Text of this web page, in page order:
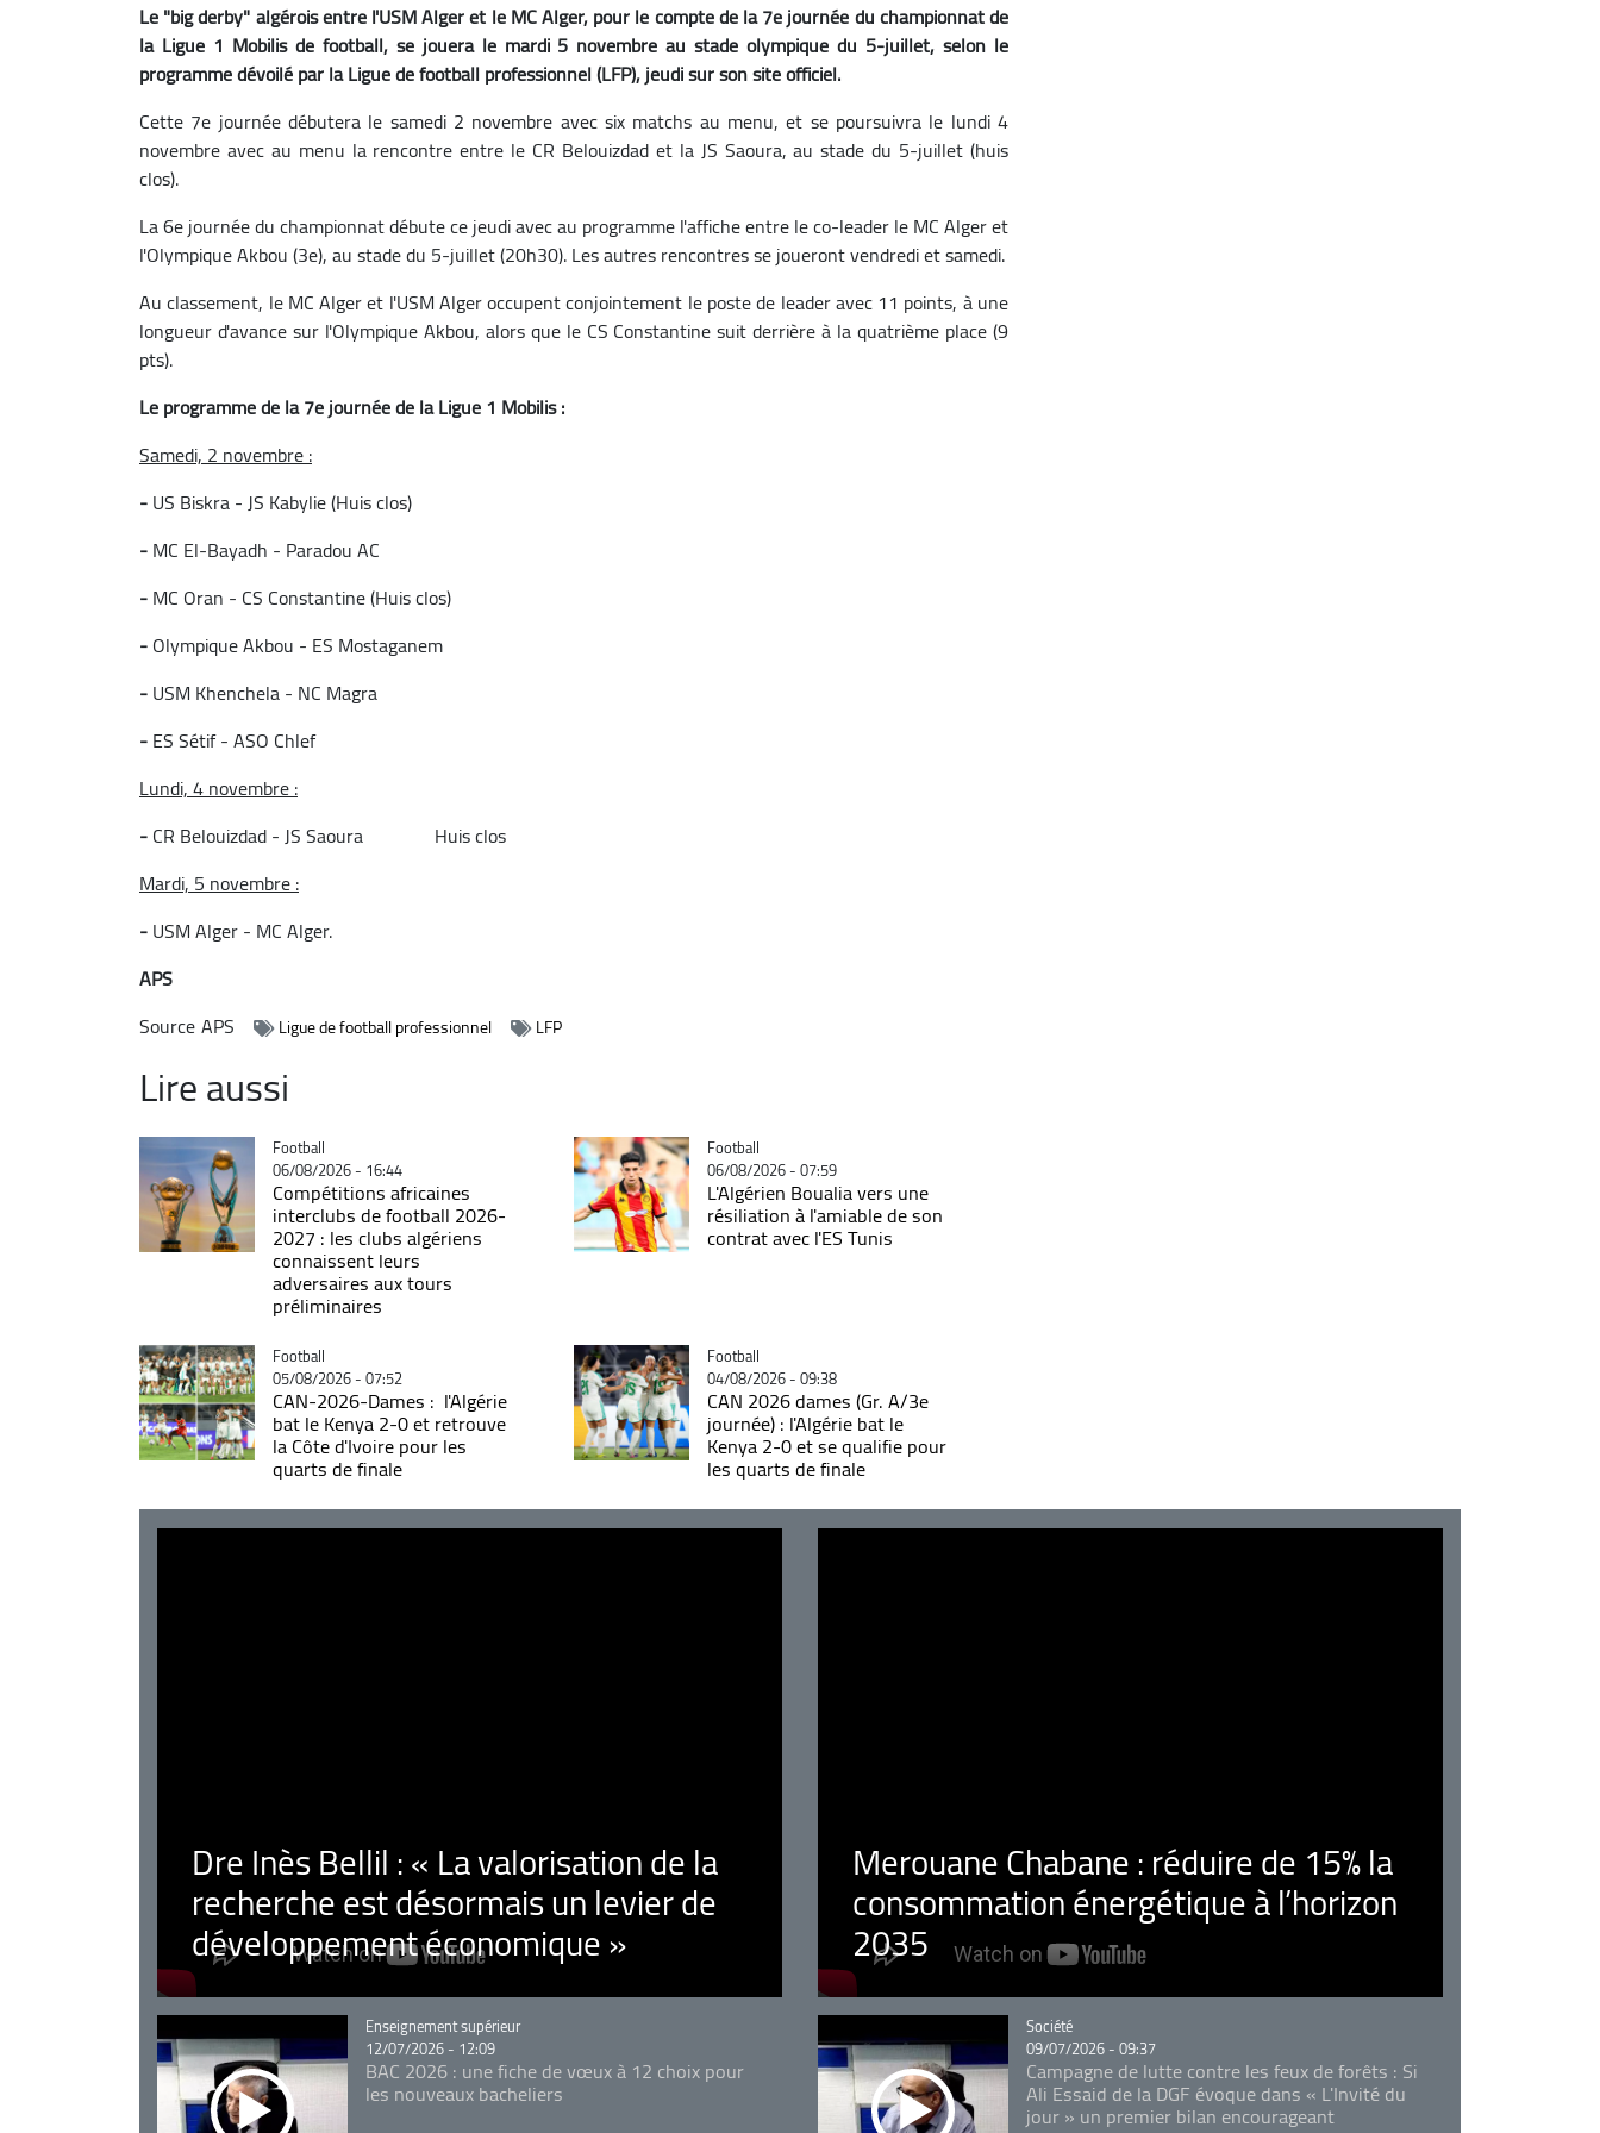
Le "big derby" algérois entre l'USM Alger et le MC Alger, pour le compte de la 7e journée du championnat de
la Ligue 1 Mobilis de football, se jouera le mardi 5 novembre au stade olympique du 5-juillet, selon le
programme dévoilé par la Ligue de football professionnel (LFP), jeudi sur son site officiel.
Cette 7e journée débutera le samedi 2 novembre avec six matchs au menu, et se poursuivra le lundi 4
novembre avec au menu la rencontre entre le CR Belouizdad et la JS Saoura, au stade du 5-juillet (huis
clos).
La 6e journée du championnat débute ce jeudi avec au programme l'affiche entre le co-leader le MC Alger et
l'Olympique Akbou (3e), au stade du 5-juillet (20h30). Les autres rencontres se joueront vendredi et samedi.
Au classement, le MC Alger et l'USM Alger occupent conjointement le poste de leader avec 11 points, à une
longueur d'avance sur l'Olympique Akbou, alors que le CS Constantine suit derrière à la quatrième place (9
pts).
Le programme de la 7e journée de la Ligue 1 Mobilis :
Samedi, 2 novembre :
-US Biskra - JS Kabylie (Huis clos)
-MC El-Bayadh - Paradou AC
-MC Oran - CS Constantine (Huis clos)
-Olympique Akbou - ES Mostaganem
-USM Khenchela - NC Magra
-ES Sétif - ASO Chlef
Lundi, 4 novembre :
-CR Belouizdad - JS Saoura Huis clos
Mardi, 5 novembre :
-USM Alger - MC Alger.
APS
SourceAPS Ligue de football professionnel LFP
Lire aussi
Catégorie
Football
06/08/2026 - 16:44
Compétitions africaines
interclubs de football 2026-
2027 : les clubs algériens
connaissent leurs
adversaires aux tours
préliminaires
Catégorie
Football
06/08/2026 - 07:59
L'Algérien Boualia vers une
résiliation à l'amiable de son
contrat avec l'ES Tunis
Catégorie
Football
05/08/2026 - 07:52
CAN-2026-Dames : l'Algérie
bat le Kenya 2-0 et retrouve
la Côte d'Ivoire pour les
quarts de finale
Catégorie
Football
04/08/2026 - 09:38
CAN 2026 dames (Gr. A/3e
journée) : l'Algérie bat le
Kenya 2-0 et se qualifie pour
les quarts de finale
Dre Inès Bellil : « La valorisation de la
recherche est désormais un levier de
développement économique »
Merouane Chabane : réduire de 15% la
consommation énergétique à l’horizon
2035
Catégorie
Enseignement supérieur
12/07/2026 - 12:09
BAC 2026 : une fiche de vœux à 12 choix pour
les nouveaux bacheliers
Catégorie
Société
09/07/2026 - 09:37
Campagne de lutte contre les feux de forêts : Si
Ali Essaid de la DGF évoque dans « L'Invité du
jour » un premier bilan encourageant